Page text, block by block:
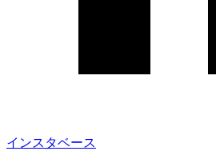
インスタベース